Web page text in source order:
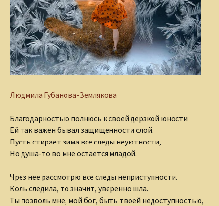
Людмила Губанова-Землякова
Благодарностью полнюсь к своей дерзкой юности
Ей так важен бывал защищенности слой.
Пусть стирает зима все следы неуютности,
Но душа-то во мне остается младой.
Чрез нее рассмотрю все следы неприступности.
Коль следила, то значит, уверенно шла.
Ты позволь мне, мой бог, быть твоей недоступностью,